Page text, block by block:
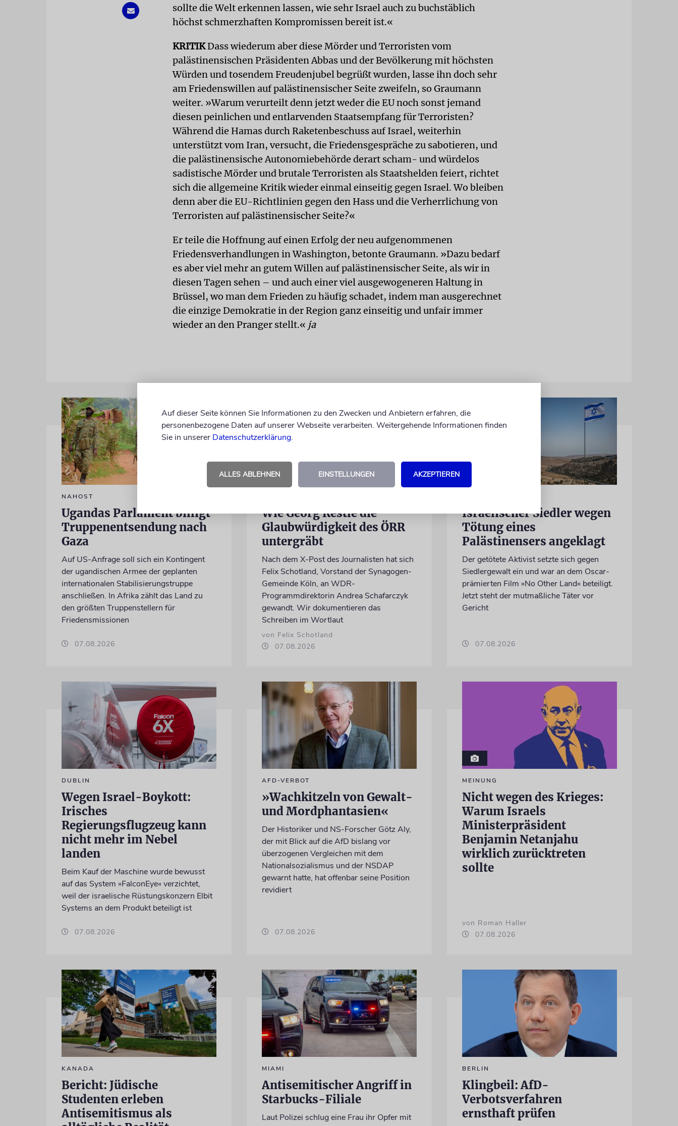
sollte die Welt erkennen lassen, wie sehr Israel auch zu buchstäblich
höchst schmerzhaften Kompromissen bereit ist.«
KRITIKDass wiederum aber diese Mörder und Terroristen vom
palästinensischen Präsidenten Abbas und der Bevölkerung mit höchsten
Würden und tosendem Freudenjubel begrüßt wurden, lasse ihn doch sehr
am Friedenswillen auf palästinensischer Seite zweifeln, so Graumann
weiter. »Warum verurteilt denn jetzt weder die EU noch sonst jemand
diesen peinlichen und entlarvenden Staatsempfang für Terroristen?
Während die Hamas durch Raketenbeschuss auf Israel, weiterhin
unterstützt vom Iran, versucht, die Friedensgespräche zu sabotieren, und
die palästinensische Autonomiebehörde derart scham- und würdelos
sadistische Mörder und brutale Terroristen als Staatshelden feiert, richtet
sich die allgemeine Kritik wieder einmal einseitig gegen Israel. Wo bleiben
denn aber die EU-Richtlinien gegen den Hass und die Verherrlichung von
Terroristen auf palästinensischer Seite?«
Er teile die Hoffnung auf einen Erfolg der neu aufgenommenen
Friedensverhandlungen in Washington, betonte Graumann. »Dazu bedarf
es aber viel mehr an gutem Willen auf palästinensischer Seite, als wir in
diesen Tagen sehen – und auch einer viel ausgewogeneren Haltung in
Brüssel, wo man dem Frieden zu häufig schadet, indem man ausgerechnet
die einzige Demokratie in der Region ganz einseitig und unfair immer
wieder an den Pranger stellt.« ja
NAHOST
Ugandas Parlament billigt
Truppenentsendung nach
Gaza
Auf US-Anfrage soll sich ein Kontingent
der ugandischen Armee der geplanten
internationalen Stabilisierungstruppe
anschließen. In Afrika zählt das Land zu
den größten Truppenstellern für
Friedensmissionen
07.08.2026
Wie Georg Restle die
Glaubwürdigkeit des ÖRR
untergräbt
Nach dem X-Post des Journalisten hat sich
Felix Schotland, Vorstand der Synagogen-
Gemeinde Köln, an WDR-
Programmdirektorin Andrea Schafarczyk
gewandt. Wir dokumentieren das
Schreiben im Wortlaut
von Felix Schotland
07.08.2026
Israelischer Siedler wegen
Tötung eines
Palästinensers angeklagt
Der getötete Aktivist setzte sich gegen
Siedlergewalt ein und war an dem Oscar-
prämierten Film »No Other Land« beteiligt.
Jetzt steht der mutmaßliche Täter vor
Gericht
07.08.2026
DUBLIN
Wegen Israel-Boykott:
Irisches
Regierungsflugzeug kann
nicht mehr im Nebel
landen
Beim Kauf der Maschine wurde bewusst
auf das System »FalconEye« verzichtet,
weil der israelische Rüstungskonzern Elbit
Systems an dem Produkt beteiligt ist
07.08.2026
AFD-VERBOT
»Wachkitzeln von Gewalt-
und Mordphantasien«
Der Historiker und NS-Forscher Götz Aly,
der mit Blick auf die AfD bislang vor
überzogenen Vergleichen mit dem
Nationalsozialismus und der NSDAP
gewarnt hatte, hat offenbar seine Position
revidiert
07.08.2026
MEINUNG
Nicht wegen des Krieges:
Warum Israels
Ministerpräsident
Benjamin Netanjahu
wirklich zurücktreten
sollte
von Roman Haller
07.08.2026
KANADA
Bericht: Jüdische
Studenten erleben
Antisemitismus als
MIAMI
Antisemitischer Angriff in
Starbucks-Filiale
Laut Polizei schlug eine Frau ihr Opfer mit
BERLIN
Klingbeil: AfD-
Verbotsverfahren
ernsthaft prüfen
Auf dieser Seite können Sie Informationen zu den Zwecken und Anbietern erfahren, die
personenbezogene Daten auf unserer Webseite verarbeiten. Weitergehende Informationen finden
Sie in unserer Datenschutzerklärung.
ALLES ABLEHNEN EINSTELLUNGEN AKZEPTIEREN